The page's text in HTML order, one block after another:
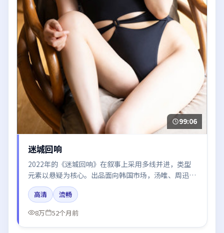
99:06
迷城回响
2022年的《迷城回响》在叙事上采用多线并进，类型
元素以悬疑为核心。出品面向韩国市场，汤唯、周迅、
易烊千玺、张译所饰角色推动关键反转，结尾留白引发
讨论。
高清
流畅
8万
52个月前